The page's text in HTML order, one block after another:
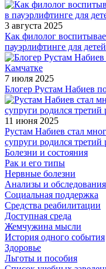
3 августа 2025
Как филолог
пауэрлифтинге для
7 июля 2025
Блогер Рустам Набиев
11 июня 2025
Рустам Набиев стал
супруги родился третий
Болезни и состояния
Рак и его типы
Нервные болезни
Анализы и обследования
Социальная поддержка
Средства реабилитации
Доступная среда
Жемчужина мысли
История одного события
Здоровье
Льготы и пособия